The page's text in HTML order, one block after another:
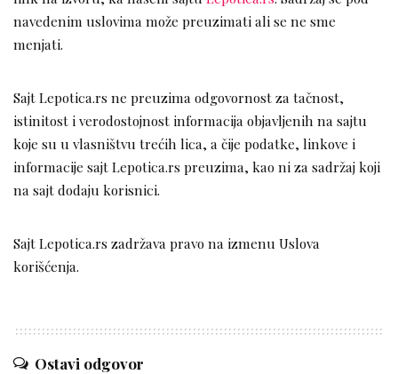
navedenim uslovima može preuzimati ali se ne sme
menjati.
Sajt Lepotica.rs ne preuzima odgovornost za tačnost,
istinitost i verodostojnost informacija objavljenih na sajtu
koje su u vlasništvu trećih lica, a čije podatke, linkove i
informacije sajt Lepotica.rs preuzima, kao ni za sadržaj koji
na sajt dodaju korisnici.
Sajt Lepotica.rs zadržava pravo na izmenu Uslova
korišćenja.
Ostavi odgovor